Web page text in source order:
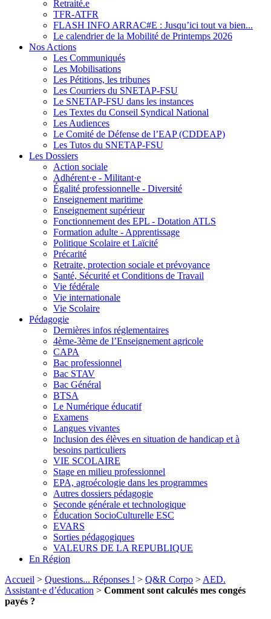
Retraité.e
TFR-ATFR
FLASH INFO ARRAC#E : Jusqu’ici tout va bien...
Le calendrier de la Mobilité de Printemps 2026
Nos Actions
Les Communiqués
Les Mobilisations
Les Pétitions, les tribunes
Les Courriers du SNETAP-FSU
Le SNETAP-FSU dans les instances
Les Textes du Conseil Syndical National
Les Audiences
Le Comité de Défense de l’EAP (CDDEAP)
Les Tutos du SNETAP-FSU
Les Dossiers
Action sociale
Adhérent·e - Militant·e
Égalité professionnelle - Diversité
Enseignement maritime
Enseignement supérieur
Fonctionnement des EPL - Dotation ATLS
Formation adulte - Apprentissage
Politique Scolaire et Laïcité
Précarité
Retraite, protection sociale et prévoyance
Santé, Sécurité et Conditions de Travail
Vie fédérale
Vie internationale
Vie Scolaire
Pédagogie
Dernières infos réglementaires
4ème-3ème de l’Enseignement agricole
CAPA
Bac professionnel
Bac STAV
Bac Général
BTSA
Le Numérique éducatif
Examens
Langues vivantes
Inclusion des élèves en situation de handicap et à
besoins particuliers
VIE SCOLAIRE
Stage en milieu professionnel
EPA, agroécologie dans les programmes
Autres dossiers pédagogie
Seconde générale et technologique
Éducation SocioCulturelle ESC
EVARS
Sorties pédagogiques
VALEURS DE LA REPUBLIQUE
En Région
Accueil > Questions... Réponses ! > Q&R Corpo > AED.
Assistant·e d’éducation > Comment sont calculés mes congés
payés ?